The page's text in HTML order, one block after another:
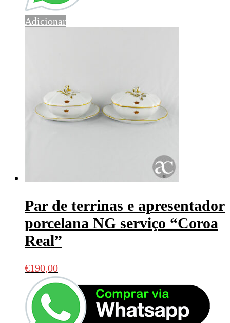
Adicionar
Par de terrinas e apresentador
porcelana NG serviço “Coroa
Real”
€190,00